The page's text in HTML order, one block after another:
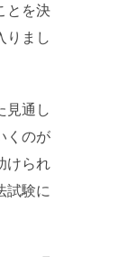
とを決
りまし
見通し
くのが
けられ
試験に